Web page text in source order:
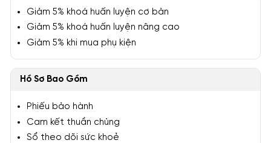
Giảm 5% khoá huấn luyện cơ bản
Giảm 5% khoá huấn luyện nâng cao
Giảm 5% khi mua phụ kiện
Hồ Sơ Bao Gồm
Phiếu bảo hành
Cam kết thuần chủng
Sổ theo dõi sức khoẻ